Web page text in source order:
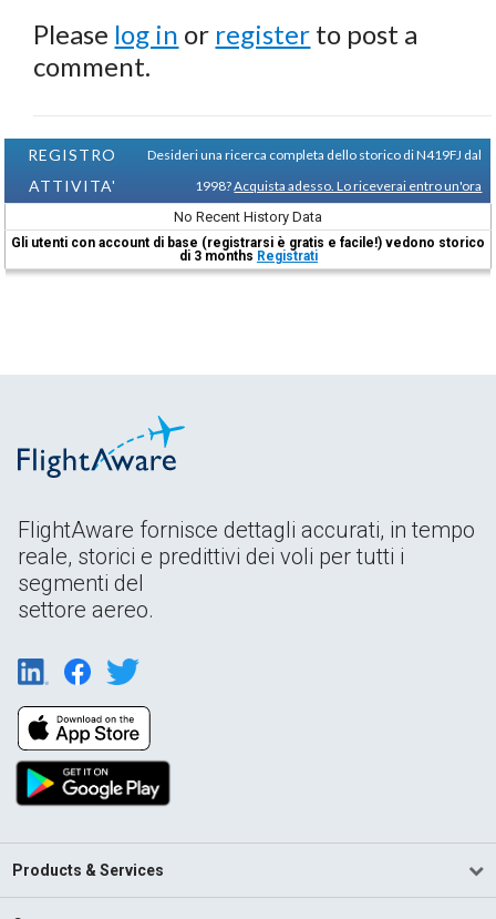
Please log in or register to post a
comment.
REGISTRO
ATTIVITA'
Desideri una ricerca completa dello storico di N419FJ dal
1998?Acquista adesso. Lo riceverai entro un'ora
No Recent History Data
Gli utenti con account di base (registrarsi è gratis e facile!) vedono storico
di 3 months Registrati
FlightAware fornisce dettagli accurati, in tempo
reale, storici e predittivi dei voli per tutti i
segmenti del
settore aereo.
Products & Services